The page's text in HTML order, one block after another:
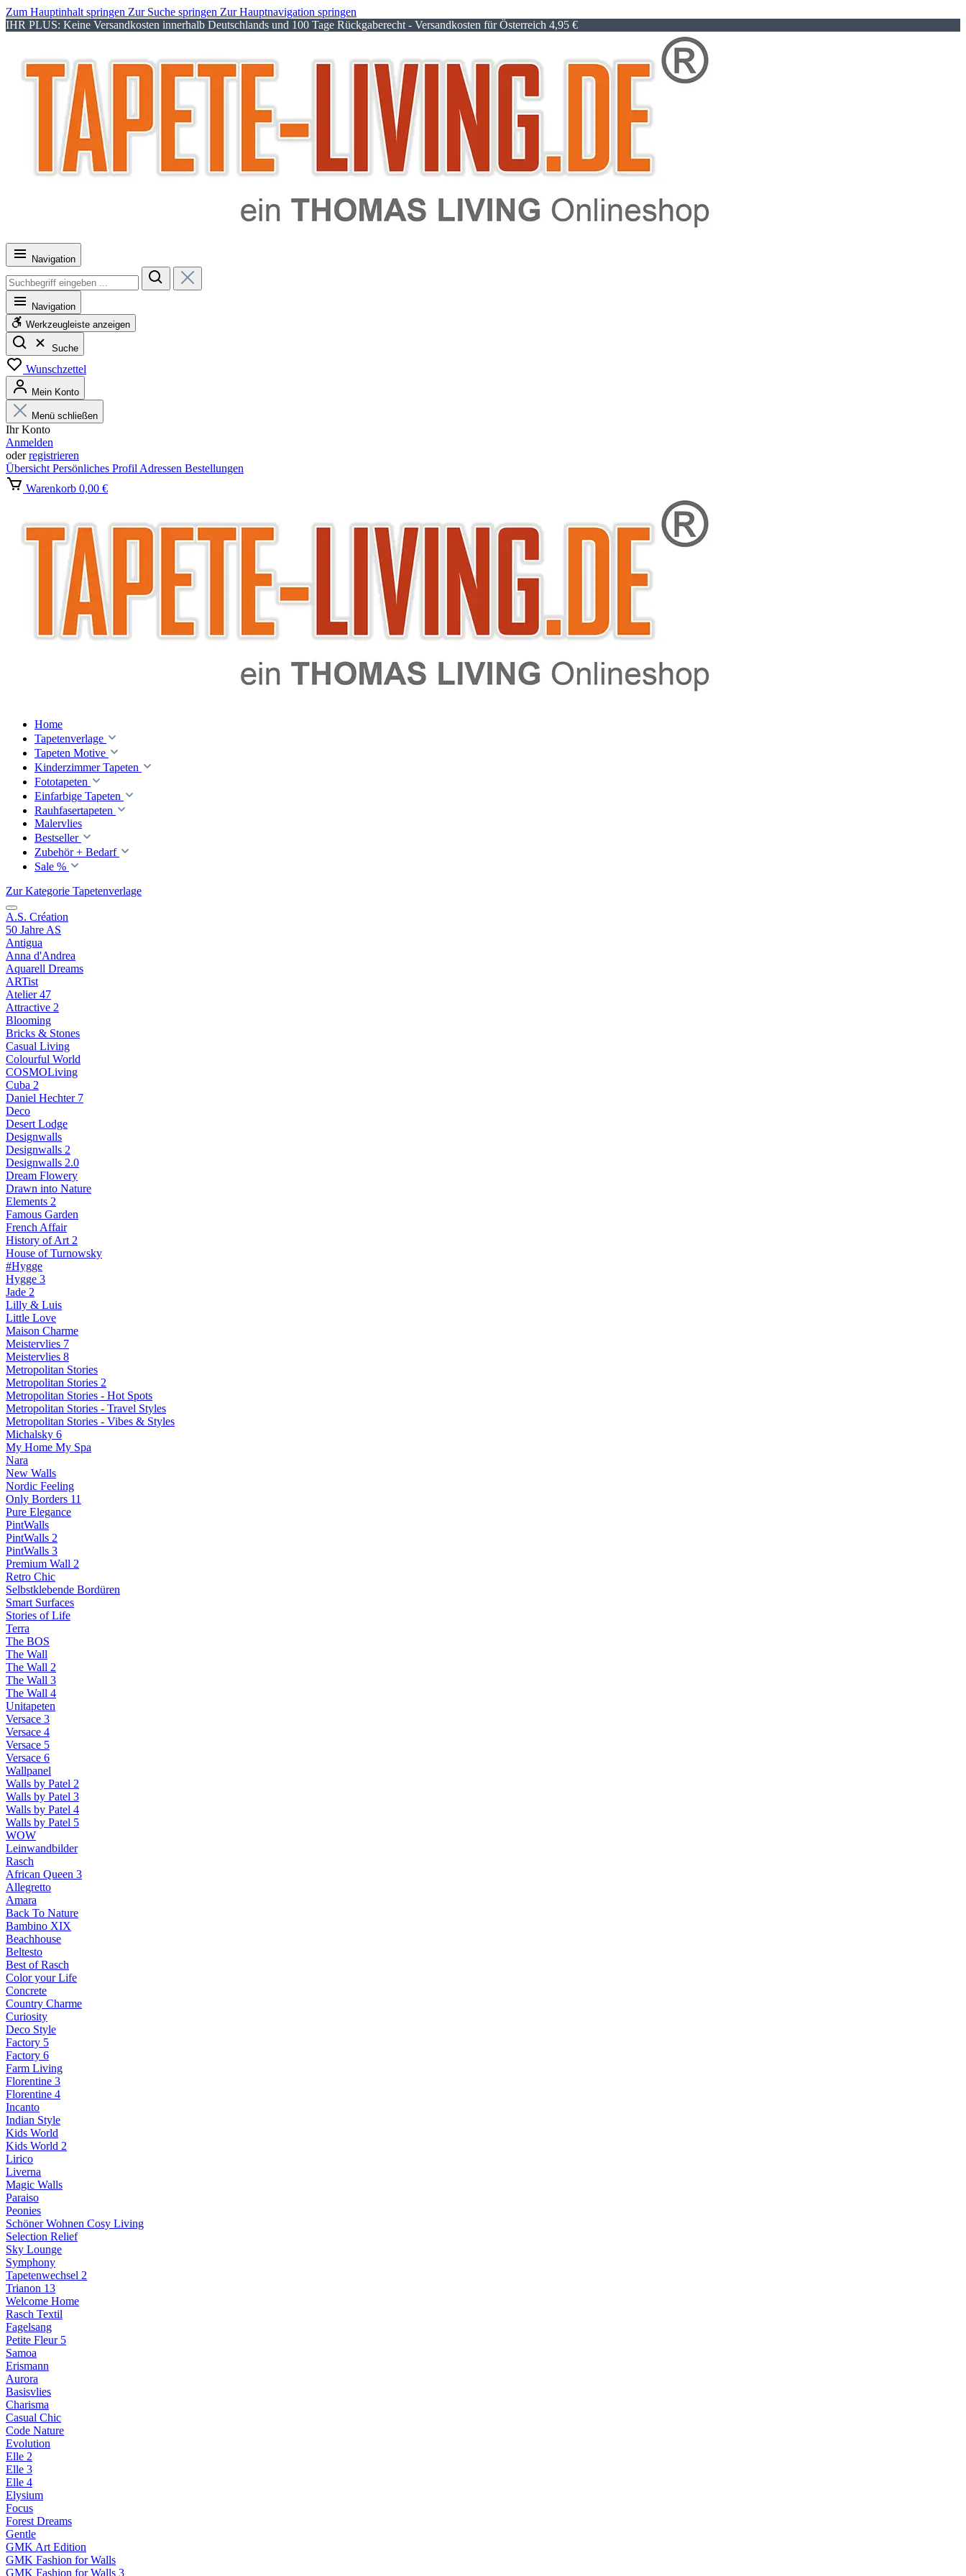
Zum Hauptinhalt springen Zur Suche springen Zur Hauptnavigation springen
IHR PLUS: Keine Versandkosten innerhalb Deutschlands und 100 Tage Rückgaberecht - Versandkosten für Österreich 4,95 €
Navigation
Navigation
Werkzeugleiste anzeigen
Suche
Wunschzettel
Mein Konto
Menü schließen
Ihr Konto
Anmelden
oderregistrieren
Übersicht Persönliches Profil Adressen Bestellungen
Warenkorb 0,00 €
Home
Tapetenverlage
Tapeten Motive
Kinderzimmer Tapeten
Fototapeten
Einfarbige Tapeten
Rauhfasertapeten
Malervlies
Bestseller
Zubehör + Bedarf
Sale %
Zur Kategorie Tapetenverlage
A.S. Création
50 Jahre AS
Antigua
Anna d'Andrea
Aquarell Dreams
ARTist
Atelier 47
Attractive 2
Blooming
Bricks & Stones
Casual Living
Colourful World
COSMOLiving
Cuba 2
Daniel Hechter 7
Deco
Desert Lodge
Designwalls
Designwalls 2
Designwalls 2.0
Dream Flowery
Drawn into Nature
Elements 2
Famous Garden
French Affair
History of Art 2
House of Turnowsky
#Hygge
Hygge 3
Jade 2
Lilly & Luis
Little Love
Maison Charme
Meistervlies 7
Meistervlies 8
Metropolitan Stories
Metropolitan Stories 2
Metropolitan Stories - Hot Spots
Metropolitan Stories - Travel Styles
Metropolitan Stories - Vibes & Styles
Michalsky 6
My Home My Spa
Nara
New Walls
Nordic Feeling
Only Borders 11
Pure Elegance
PintWalls
PintWalls 2
PintWalls 3
Premium Wall 2
Retro Chic
Selbstklebende Bordüren
Smart Surfaces
Stories of Life
Terra
The BOS
The Wall
The Wall 2
The Wall 3
The Wall 4
Unitapeten
Versace 3
Versace 4
Versace 5
Versace 6
Wallpanel
Walls by Patel 2
Walls by Patel 3
Walls by Patel 4
Walls by Patel 5
WOW
Leinwandbilder
Rasch
African Queen 3
Allegretto
Amara
Back To Nature
Bambino XIX
Beachhouse
Beltesto
Best of Rasch
Color your Life
Concrete
Country Charme
Curiosity
Deco Style
Factory 5
Factory 6
Farm Living
Florentine 3
Florentine 4
Incanto
Indian Style
Kids World
Kids World 2
Lirico
Liverna
Magic Walls
Paraiso
Peonies
Schöner Wohnen Cosy Living
Selection Relief
Sky Lounge
Symphony
Tapetenwechsel 2
Trianon 13
Welcome Home
Rasch Textil
Fagelsang
Petite Fleur 5
Samoa
Erismann
Aurora
Basisvlies
Charisma
Casual Chic
Code Nature
Evolution
Elle 2
Elle 3
Elle 4
Elysium
Focus
Forest Dreams
Gentle
GMK Art Edition
GMK Fashion for Walls
GMK Fashion for Walls 3